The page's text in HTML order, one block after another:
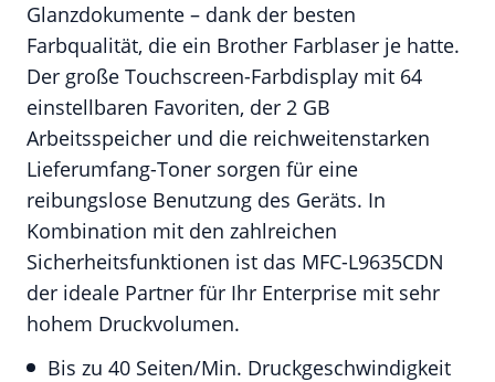
Glanzdokumente – dank der besten
Farbqualität, die ein Brother Farblaser je hatte.
Der große Touchscreen-Farbdisplay mit 64
einstellbaren Favoriten, der 2 GB
Arbeitsspeicher und die reichweitenstarken
Lieferumfang-Toner sorgen für eine
reibungslose Benutzung des Geräts. In
Kombination mit den zahlreichen
Sicherheitsfunktionen ist das MFC-L9635CDN
der ideale Partner für Ihr Enterprise mit sehr
hohem Druckvolumen.
Bis zu 40 Seiten/Min. Druckgeschwindigkeit